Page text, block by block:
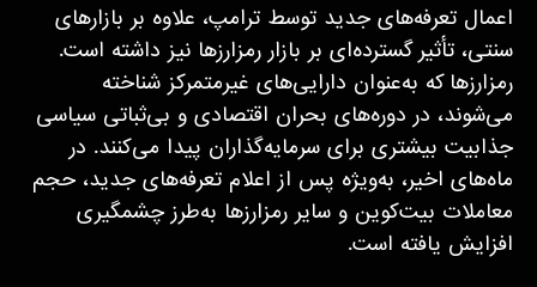
اعمال تعرفه‌های جدید توسط ترامپ، علاوه بر بازارهای
سنتی، تأثیر گسترده‌ای بر بازار رمزارزها نیز داشته است.
رمزارزها که به‌عنوان دارایی‌های غیرمتمرکز شناخته
می‌شوند، در دوره‌های بحران اقتصادی و بی‌ثباتی سیاسی
جذابیت بیشتری برای سرمایه‌گذاران پیدا می‌کنند. در
ماه‌های اخیر، به‌ویژه پس از اعلام تعرفه‌های جدید، حجم
معاملات بیت‌کوین و سایر رمزارزها به‌طرز چشمگیری
افزایش یافته است.